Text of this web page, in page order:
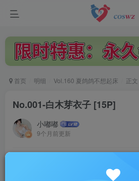
首页 明细 Vol.160 夏鸽鸽不想起床 正文
No.001-白木芽衣子 [15P]
小嘟嘟
9个月前更新